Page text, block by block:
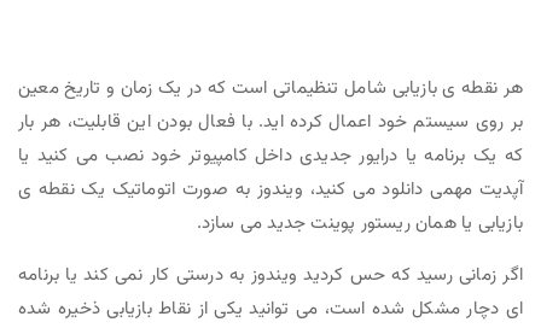
هر نقطه ی بازیابی شامل تنظیماتی است که در یک زمان و تاریخ معین
بر روی سیستم خود اعمال کرده اید. با فعال بودن این قابلیت، هر بار
که یک برنامه یا درایور جدیدی داخل کامپیوتر خود نصب می کنید یا
آپدیت مهمی دانلود می کنید، ویندوز به صورت اتوماتیک یک نقطه ی
بازیابی یا همان ریستور پوینت جدید می سازد.
اگر زمانی رسید که حس کردید ویندوز به درستی کار نمی کند یا برنامه
ای دچار مشکل شده است، می توانید یکی از نقاط بازیابی ذخیره شده